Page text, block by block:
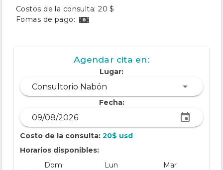
Costos de la consulta: 20 $
Fomas de pago:
Agendar cita en:
Lugar:
Consultorio Nabón
Fecha:
Costo de la consulta: 20$ usd
Horarios disponibles:
Dom
Lun Mar